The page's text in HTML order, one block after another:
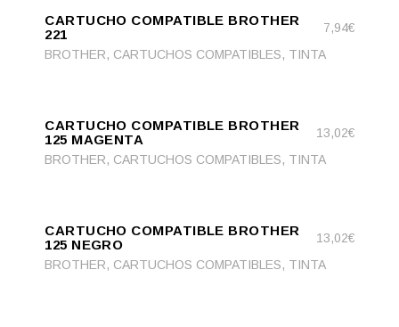
CART
CARTUCHO COMPATIBLE BROTHER
221
7,94€
BROTHER, CARTUCHOS COMPATIBLES, TINTA
CART
CARTUCHO COMPATIBLE BROTHER
125 MAGENTA
13,02€
BROTHER, CARTUCHOS COMPATIBLES, TINTA
CART
CARTUCHO COMPATIBLE BROTHER
125 NEGRO
13,02€
BROTHER, CARTUCHOS COMPATIBLES, TINTA